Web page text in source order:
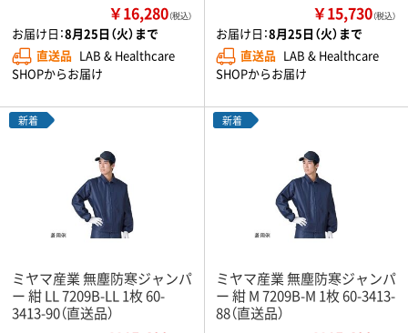
￥16,280（税込）
お届け日：8月25日（火）まで
直送品 LAB & Healthcare
SHOPからお届け
￥15,730（税込）
お届け日：8月25日（火）まで
直送品 LAB & Healthcare
SHOPからお届け
新着
ミヤマ産業 無塵防寒ジャンパ
ー 紺 LL 7209B-LL 1枚 60-
3413-90（直送品）
新着
ミヤマ産業 無塵防寒ジャンパ
ー 紺 M 7209B-M 1枚 60-3413-
88（直送品）